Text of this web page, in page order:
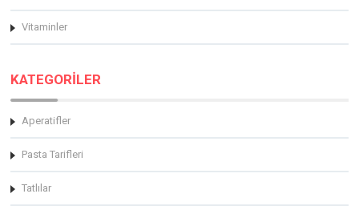
Vitaminler
KATEGORİLER
Aperatifler
Pasta Tarifleri
Tatlılar